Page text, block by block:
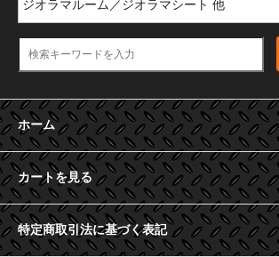
ホーム
カートを見る
特定商取引法に基づく表記